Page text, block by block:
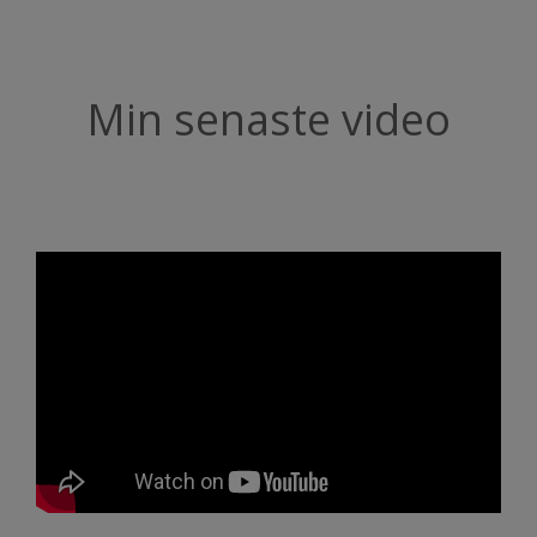
Min senaste video